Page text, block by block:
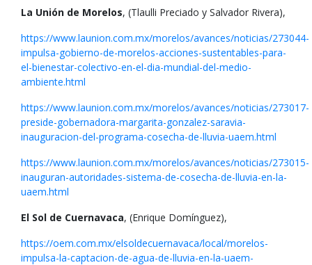
La Unión de Morelos, (Tlaulli Preciado y Salvador Rivera),
https://www.launion.com.mx/morelos/avances/noticias/273044-
impulsa-gobierno-de-morelos-acciones-sustentables-para-
el-bienestar-colectivo-en-el-dia-mundial-del-medio-
ambiente.html
https://www.launion.com.mx/morelos/avances/noticias/273017-
preside-gobernadora-margarita-gonzalez-saravia-
inauguracion-del-programa-cosecha-de-lluvia-uaem.html
https://www.launion.com.mx/morelos/avances/noticias/273015-
inauguran-autoridades-sistema-de-cosecha-de-lluvia-en-la-
uaem.html
El Sol de Cuernavaca, (Enrique Domínguez),
https://oem.com.mx/elsoldecuernavaca/local/morelos-
impulsa-la-captacion-de-agua-de-lluvia-en-la-uaem-